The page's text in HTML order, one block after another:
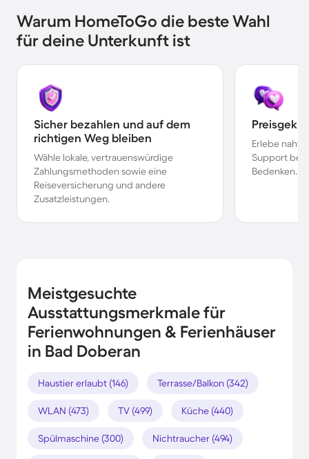
Warum HomeToGo die beste Wahl
für deine Unterkunft ist
Sicher bezahlen und auf dem
richtigen Weg bleiben
Wähle lokale, vertrauenswürdige
Zahlungsmethoden sowie eine
Reiseversicherung und andere
Zusatzleistungen.
Erlebe
Support bei
Bedenken.
Meistgesuchte
Ausstattungsmerkmale für
Ferienwohnungen & Ferienhäuser
in Bad Doberan
Haustier erlaubt (146) Terrasse/Balkon (342)
WLAN (473) TV (499) Küche (440)
Spülmaschine (300) Nichtraucher (494)